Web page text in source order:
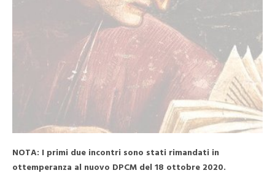
NOTA: I primi due incontri sono stati rimandati in
ottemperanza al nuovo DPCM del 18 ottobre 2020.